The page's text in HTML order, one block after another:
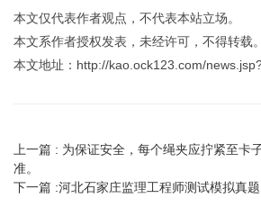
本文仅代表作者观点，不代表本站立场。
本文系作者授权发表，未经许可，不得转载。
本文地址：http://kao.ock123.com/
上一篇 : 为保证安全，每个绳夹应拧紧至卡
准。
下一篇 :河北石家庄监理工程师测试模拟真题